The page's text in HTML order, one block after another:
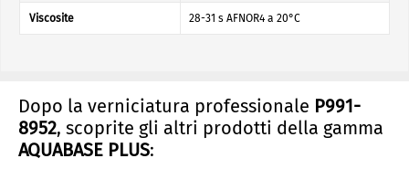
Viscosite 28-31 s AFNOR4 a 20°C
Dopo la verniciatura professionale P991-
8952, scoprite gli altri prodotti della gamma
AQUABASE PLUS: